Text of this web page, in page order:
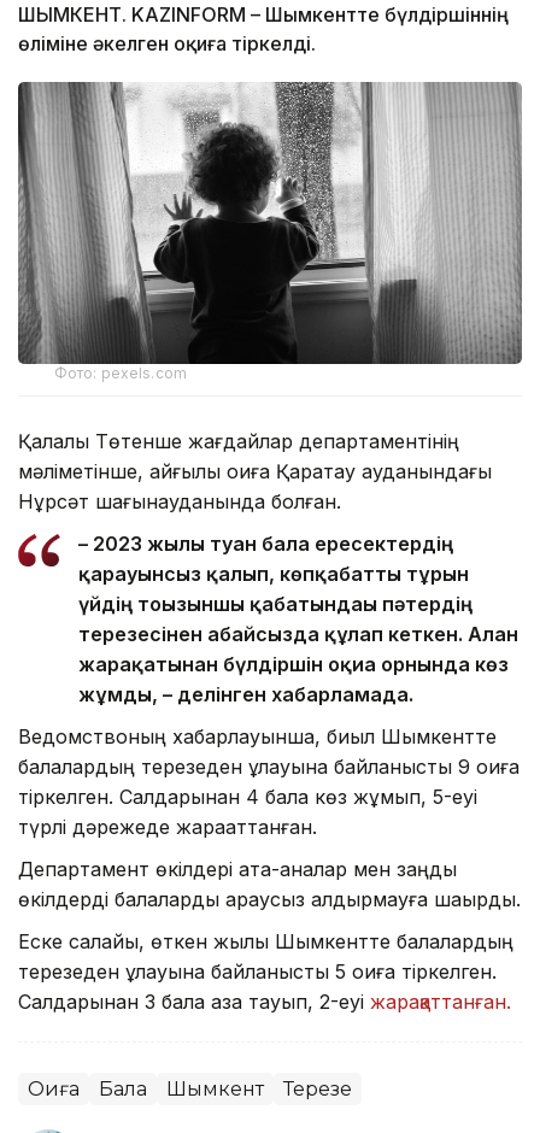
ШЫМКЕНТ. KAZINFORM – Шымкентте бүлдіршіннің
өліміне әкелген оқиға тіркелді.
Фото: pexels.com
Қалалық Төтенше жағдайлар департаментінің
мәліметінше, қайғылы оқиға Қаратау ауданындағы
Нұрсәт шағынауданында болған.
– 2023 жылы туған бала ересектердің
қарауынсыз қалып, көпқабатты тұрғын
үйдің тоғызыншы қабатындағы пәтердің
терезесінен абайсызда құлап кеткен. Алған
жарақатынан бүлдіршін оқиға орнында көз
жұмды, – делінген хабарламада.
Ведомствоның хабарлауынша, биыл Шымкентте
балалардың терезеден құлауына байланысты 9 оқиға
тіркелген. Салдарынан 4 бала көз жұмып, 5-еуі
түрлі дәрежеде жарақаттанған.
Департамент өкілдері ата-аналар мен заңды
өкілдерді балаларды қараусыз қалдырмауға шақырды.
Еске салайық, өткен жылы Шымкентте балалардың
терезеден құлауына байланысты 5 оқиға тіркелген.
Салдарынан 3 бала қаза тауып, 2-еуі жарақаттанған.
Оқиға Бала Шымкент Терезе